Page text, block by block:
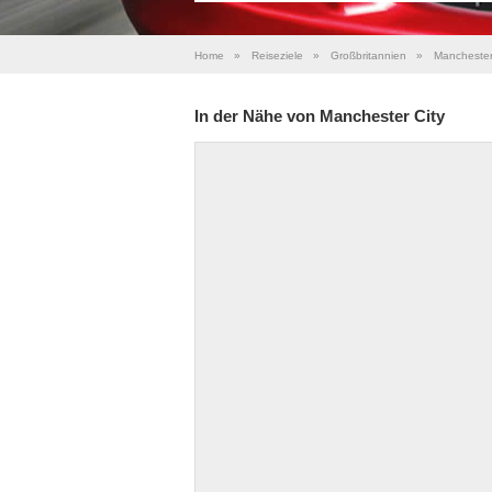
Home » Reiseziele » Großbritannien »
In der Nähe von Manchester City